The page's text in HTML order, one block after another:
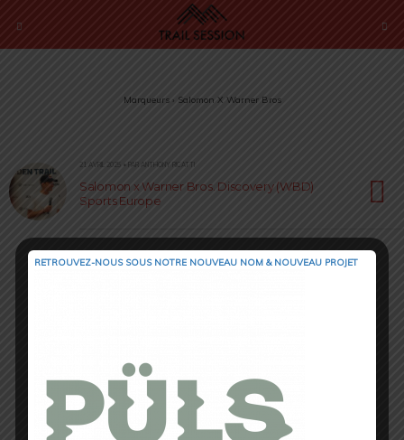
Marqueurs › Salomon X Warner Bros
21 AVRIL 2025 • PAR ANTHONY RICATTI
Salomon x Warner Bros. Discovery (WBD)
Sports Europe
RETROUVEZ-NOUS SOUS NOTRE NOUVEAU NOM & NOUVEAU PROJET